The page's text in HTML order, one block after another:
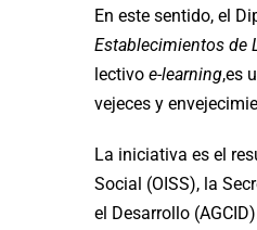
En este sentido, el
Establecimientos de
lectivo e-learning,es
vejeces y
La iniciativa es el
Social (OISS), la
el Desarrollo